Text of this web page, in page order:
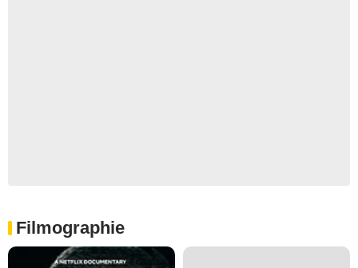
Filmographie